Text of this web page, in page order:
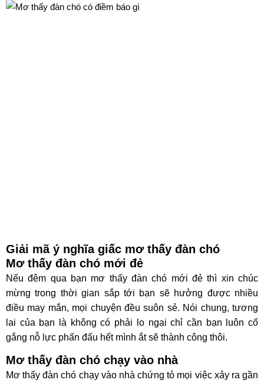
Giải mã ý nghĩa giấc mơ thấy đàn chó
Mơ thấy đàn chó mới đẻ
Nếu đêm qua bạn mơ thấy đàn chó mới đẻ thì xin chúc
mừng trong thời gian sắp tới bạn sẽ hưởng được nhiều
điều may mắn, mọi chuyện đều suôn sẻ. Nói chung, tương
lai của bạn là không có phải lo ngại chỉ cần bạn luôn cố
gắng nỗ lực phấn đấu hết mình ắt sẽ thành công thôi.
Mơ thấy đàn chó chạy vào nhà
Mơ thấy đàn chó chạy vào nhà chứng tỏ mọi việc xảy ra gần